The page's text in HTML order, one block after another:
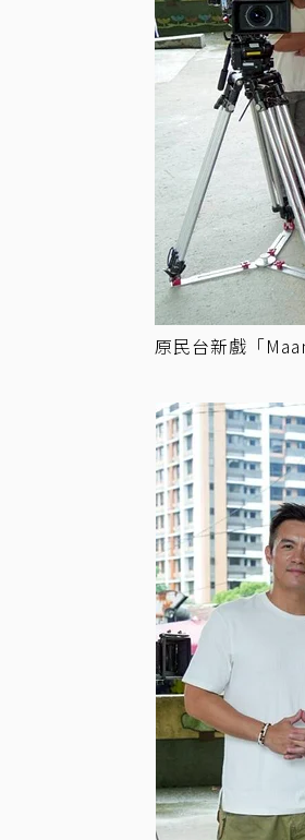
原民台新戲「